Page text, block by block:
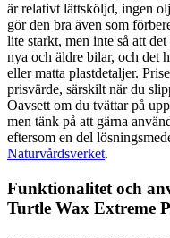
är relativt lättsköljd, ingen
gör den bra även som
lite starkt, men inte så att
nya och äldre bilar, och det
eller matta plastdetaljer.
prisvärde, särskilt när du
Oavsett om du tvättar på
men tänk på att gärna
eftersom en del
Naturvårdsverket.
Funktionalitet och
Turtle Wax Extreme